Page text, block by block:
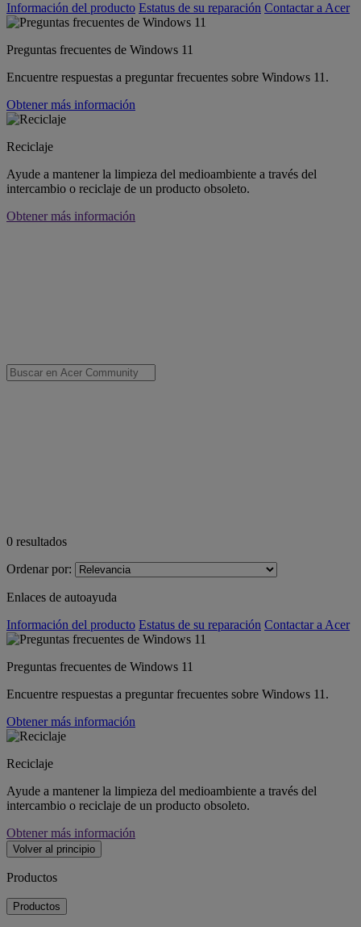
Información del producto Estatus de su reparación Contactar a Acer
Preguntas frecuentes de Windows 11
Encuentre respuestas a preguntar frecuentes sobre Windows 11.
Obtener más información
Reciclaje
Ayude a mantener la limpieza del medioambiente a través del
intercambio o reciclaje de un producto obsoleto.
Obtener más información
0 resultados
Ordenar por:
Enlaces de autoayuda
Información del producto Estatus de su reparación Contactar a Acer
Preguntas frecuentes de Windows 11
Encuentre respuestas a preguntar frecuentes sobre Windows 11.
Obtener más información
Reciclaje
Ayude a mantener la limpieza del medioambiente a través del
intercambio o reciclaje de un producto obsoleto.
Obtener más información
Volver al principio
Productos
Productos